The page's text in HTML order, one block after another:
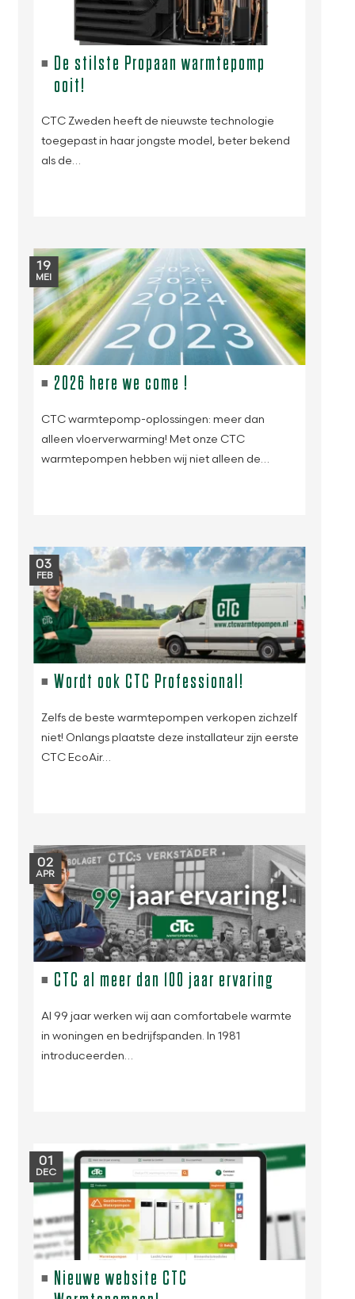
De stilste Propaan warmtepomp
ooit!
CTC Zweden heeft de nieuwste technologie
toegepast in haar jongste model, beter bekend
als de…
19
MEI
2026 here we come !
CTC warmtepomp-oplossingen: meer dan
alleen vloerverwarming! Met onze CTC
warmtepompen hebben wij niet alleen de…
03
FEB
Wordt ook CTC Professional!
Zelfs de beste warmtepompen verkopen zichzelf
niet! Onlangs plaatste deze installateur zijn eerste
CTC EcoAir…
02
APR
CTC al meer dan 100 jaar ervaring
Al 99 jaar werken wij aan comfortabele warmte
in woningen en bedrijfspanden. In 1981
introduceerden…
01
DEC
Nieuwe website CTC